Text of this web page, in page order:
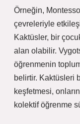
Örneğin,
çevreleriyle
Kaktüsler, bir
alan olabilir.
öğrenmenin
belirtir. Kaktüsleri
keşfetmesi,
kolektif öğrenme